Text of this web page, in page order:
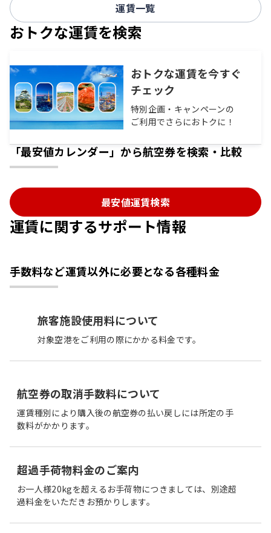
運賃一覧
おトクな運賃を検索
おトクな運賃を今すぐ
チェック
特別企画・キャンペーンの
ご利用でさらにおトクに！
「最安値カレンダー」から航空券を検索・比較
最安値運賃検索
運賃に関するサポート情報
手数料など運賃以外に必要となる各種料金
旅客施設使用料について
対象空港をご利用の際にかかる料金です。
航空券の取消手数料について
運賃種別により購入後の航空券の払い戻しには所定の手
数料がかかります。
超過手荷物料金のご案内
お一人様20kgを超えるお手荷物につきましては、別途超
過料金をいただきお預かりします。